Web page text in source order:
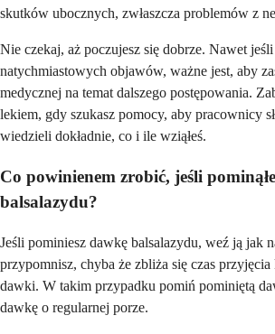
skutków ubocznych, zwłaszcza problemów z
Nie czekaj, aż poczujesz się dobrze. Nawet
natychmiastowych objawów, ważne jest, aby
medycznej na temat dalszego postępowania.
lekiem, gdy szukasz pomocy, aby pracownicy
wiedzieli dokładnie, co i ile wziąłeś.
Co powinienem zrobić, jeśli
balsalazydu?
Jeśli pominiesz dawkę balsalazydu, weź ją jak
przypomnisz, chyba że zbliża się czas
dawki. W takim przypadku pomiń pominiętą
dawkę o regularnej porze.